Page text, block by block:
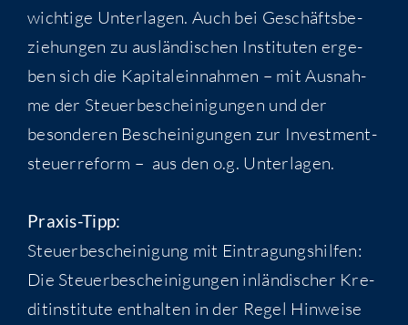
wich­ti­ge Unter­la­gen. Auch bei Geschäfts­be­
zie­hun­gen zu aus­län­di­schen Insti­tu­ten erge­
ben sich die Kapi­tal­ein­nah­men – mit Aus­nah­
me der Steu­er­be­schei­ni­gun­gen und der
beson­de­ren Beschei­ni­gun­gen zur Invest­ment­
steu­er­re­form – aus den o.g. Unterlagen.
Pra­xis-Tipp:
Steu­er­be­schei­ni­gung mit Ein­tra­gungs­hil­fen:
Die Steu­er­be­schei­ni­gun­gen inlän­di­scher Kre­
dit­in­sti­tu­te ent­hal­ten in der Regel Hin­wei­se